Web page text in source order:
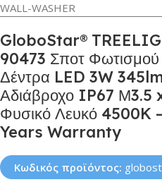
WALL-WASHER
GloboStar®
90473 Σποτ Φωτισμού
Δέντρα LED 3W
Αδιάβροχο IP67
Φυσικό Λευκό 4500K
Years Warranty
Κωδικός προϊόντος: